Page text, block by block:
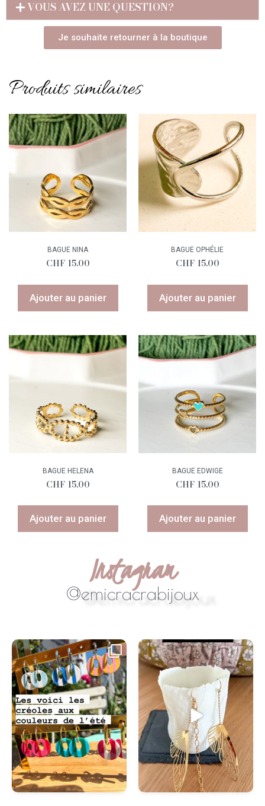
VOUS AVEZ UNE QUESTION?
Je souhaite retourner à la boutique
Produits similaires
BAGUE NINA
CHF15.00
Ajouter au panier
BAGUE OPHÉLIE
CHF15.00
Ajouter au panier
BAGUE HELENA
CHF15.00
Ajouter au panier
BAGUE EDWIGE
CHF15.00
Ajouter au panier
Instagram
@emicracrabijoux
#swissmade...